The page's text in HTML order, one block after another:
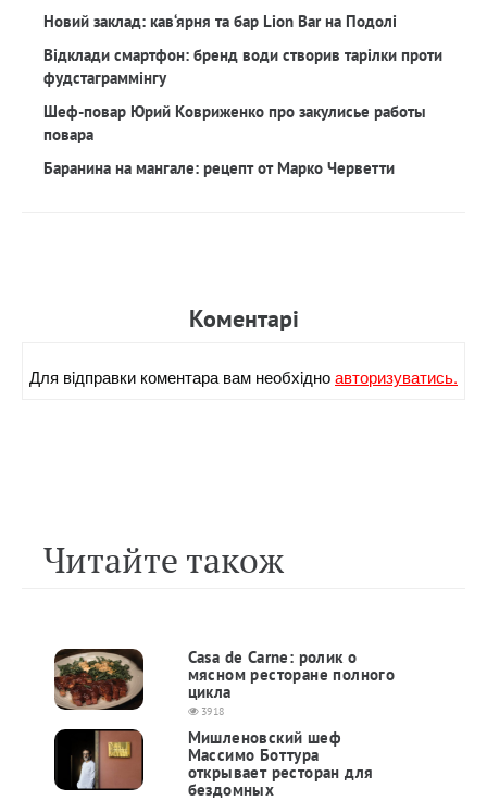
Новий заклад: кав‘ярня та бар Lion Bar на Подолі
Відклади смартфон: бренд води створив тарілки проти
фудстаграммінгу
Шеф-повар Юрий Ковриженко про закулисье работы
повара
Баранина на мангале: рецепт от Марко Черветти
Коментарi
Для вiдправки коментара вам необхiдноавторизуватись.
Читайте також
Casa de Carne: ролик о
мясном ресторане полного
цикла
3918
Мишленовский шеф
Массимо Боттура
открывает ресторан для
бездомных